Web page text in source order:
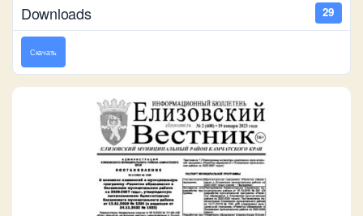
Downloads 29
Скачать